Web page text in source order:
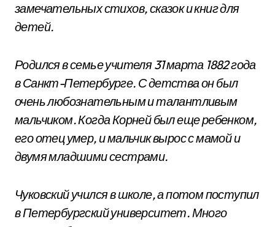
замечательных стихов, сказок и книг для
детей.
Родился в семье учителя 31 марта 1882 года
в Санкт-Петербурге. С детства он был
очень любознательным и талантливым
мальчиком. Когда Корней был еще ребенком,
его отец умер, и мальчик вырос с мамой и
двумя младшими сестрами.
Чуковский учился в школе, а потом поступил
в Петербургский университет. Много